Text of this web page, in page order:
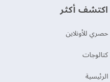
اكتشف أكثر
حصري للأونلاين
‫كتالوجات‬
الرئيسية